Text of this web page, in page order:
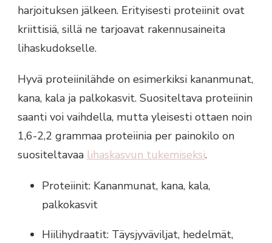
harjoituksen jälkeen. Erityisesti proteiinit ovat
kriittisiä, sillä ne tarjoavat rakennusaineita
lihaskudokselle.
Hyvä proteiinilähde on esimerkiksi kananmunat,
kana, kala ja palkokasvit. Suositeltava proteiinin
saanti voi vaihdella, mutta yleisesti ottaen noin
1,6-2,2 grammaa proteiinia per painokilo on
suositeltavaa lihaskasvun tukemiseksi.
Proteiinit: Kananmunat, kana, kala,
palkokasvit
Hiilihydraatit: Täysjyväviljat, hedelmät,